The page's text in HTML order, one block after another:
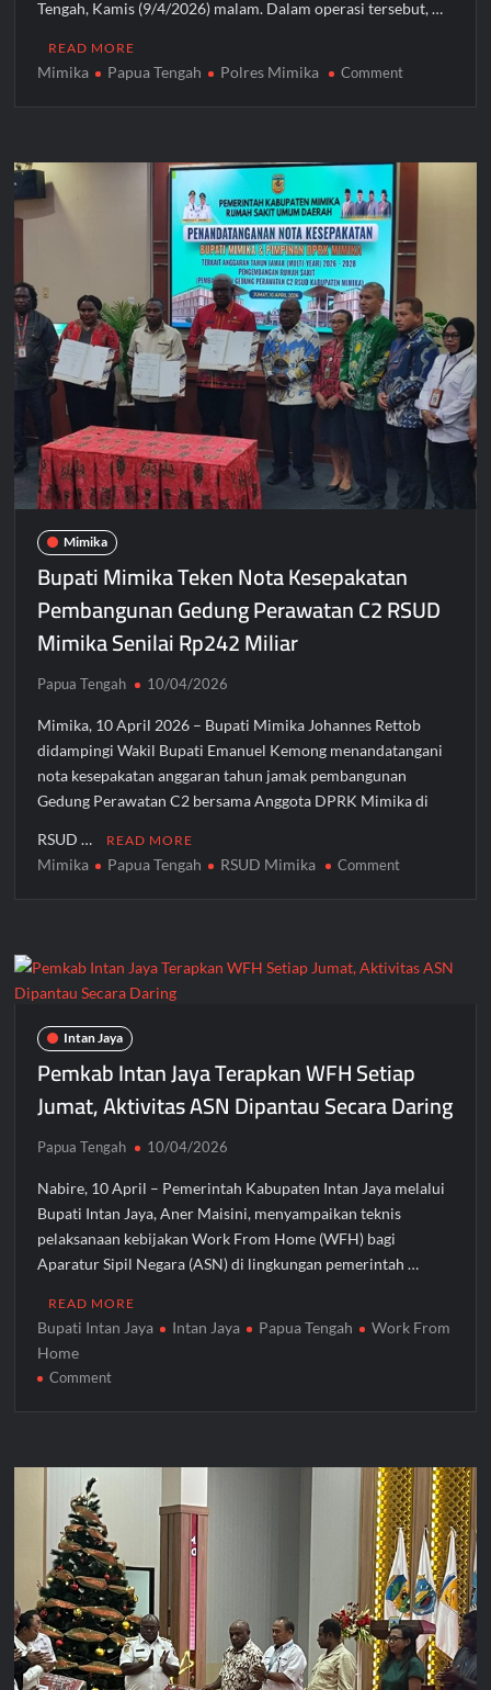
Tengah, Kamis (9/4/2026) malam. Dalam operasi tersebut, …
READ MORE
Mimika Papua Tengah Polres Mimika Commenton
Pelabuhan
Sita
99,2
Sopi
dari
Kapal
KM
Sirimau
Mimika
Bupati Mimika Teken Nota Kesepakatan
Pembangunan Gedung Perawatan C2 RSUD
Mimika Senilai Rp242 Miliar
Papua Tengah 10/04/2026
Mimika, 10 April 2026 – Bupati Mimika Johannes Rettob
didampingi Wakil Bupati Emanuel Kemong menandatangani
nota kesepakatan anggaran tahun jamak pembangunan
Gedung Perawatan C2 bersama Anggota DPRK Mimika di
RSUD … READ MORE
Mimika Papua Tengah RSUD Mimika Commenton
Nota
C2
RSUD
Intan Jaya
Pemkab Intan Jaya Terapkan WFH Setiap
Jumat, Aktivitas ASN Dipantau Secara Daring
Papua Tengah 10/04/2026
Nabire, 10 April – Pemerintah Kabupaten Intan Jaya melalui
Bupati Intan Jaya, Aner Maisini, menyampaikan teknis
pelaksanaan kebijakan Work From Home (WFH) bagi
Aparatur Sipil Negara (ASN) di lingkungan pemerintah …
READ MORE
Bupati Intan Jaya Intan Jaya Papua Tengah
Work From
Home
Commenton
Terapkan
Jumat,
Aktivitas
ASN
Dipantau
Secara
Daring